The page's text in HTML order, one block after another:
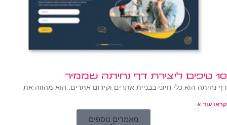
10 טיפים ליצירת דף נחיתה שממיר
דף נחיתה הוא כלי חיוני בבניית אתרים וקידום אתרים. הוא מהווה את
קראו עוד »
מאמרים נוספים